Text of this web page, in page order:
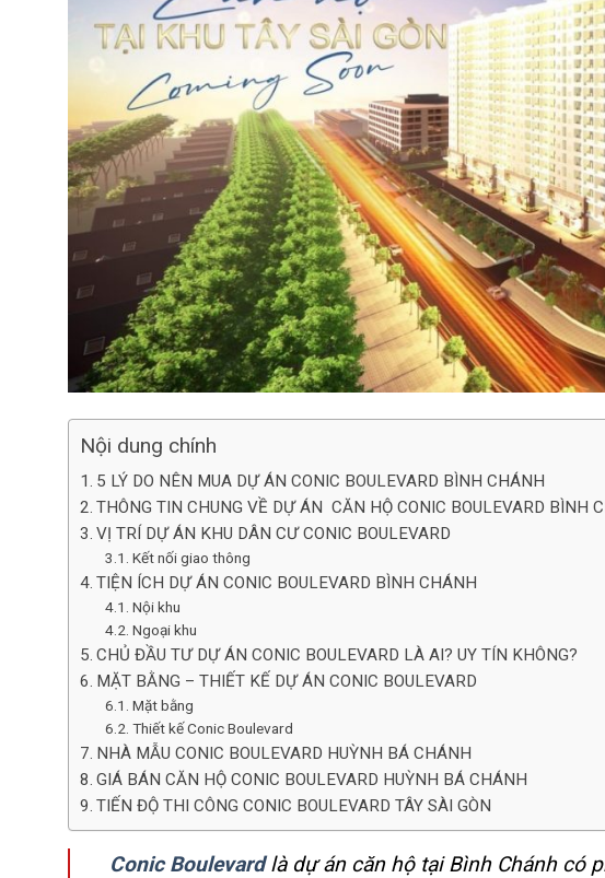
Nội dung chính
5 LÝ DO NÊN MUA DỰ ÁN CONIC BOULEVARD BÌNH CHÁNH
THÔNG TIN CHUNG VỀ DỰ ÁN CĂN HỘ CONIC BOULEVARD BÌNH
VỊ TRÍ DỰ ÁN KHU DÂN CƯ CONIC BOULEVARD
Kết nối giao thông
TIỆN ÍCH DỰ ÁN CONIC BOULEVARD BÌNH CHÁNH
Nội khu
Ngoại khu
CHỦ ĐẦU TƯ DỰ ÁN CONIC BOULEVARD LÀ AI? UY TÍN KHÔNG?
MẶT BẰNG – THIẾT KẾ DỰ ÁN CONIC BOULEVARD
Mặt bằng
Thiết kế Conic Boulevard
NHÀ MẪU CONIC BOULEVARD HUỲNH BÁ CHÁNH
GIÁ BÁN CĂN HỘ CONIC BOULEVARD HUỲNH BÁ CHÁNH
TIẾN ĐỘ THI CÔNG CONIC BOULEVARD TÂY SÀI GÒN
Conic Boulevardlà dự án căn hộ tại Bình Chánh có